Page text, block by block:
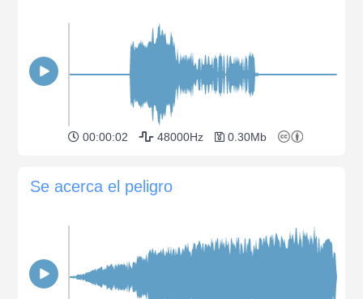
00:00:02 48000Hz 0.30Mb
Se acerca el peligro